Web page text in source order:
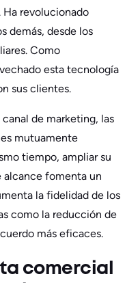
revolucionado
demás, desde los
Como
esta tecnología
sus clientes.
de marketing, las
mutuamente
tiempo, ampliar su
alcance fomenta un
la fidelidad de los
como la reducción de
más eficaces.
comercial